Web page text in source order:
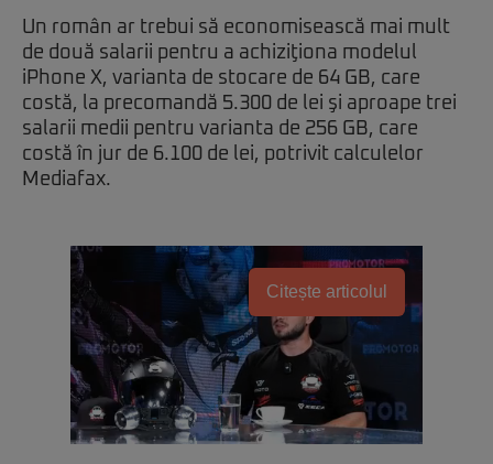
Un român ar trebui să economisească mai mult
de două salarii pentru a achiziţiona modelul
iPhone X, varianta de stocare de 64 GB, care
costă, la precomandă 5.300 de lei şi aproape trei
salarii medii pentru varianta de 256 GB, care
costă în jur de 6.100 de lei, potrivit calculelor
Mediafax.
Citește articolul